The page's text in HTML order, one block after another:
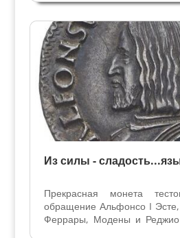
году, признана самой важной
за всю историю, и это
много...
История
Клады и медали
Из силы -
Прекрасная монета
обращение Альфонсо I Эсте,
Феррары, Модены и Реджио